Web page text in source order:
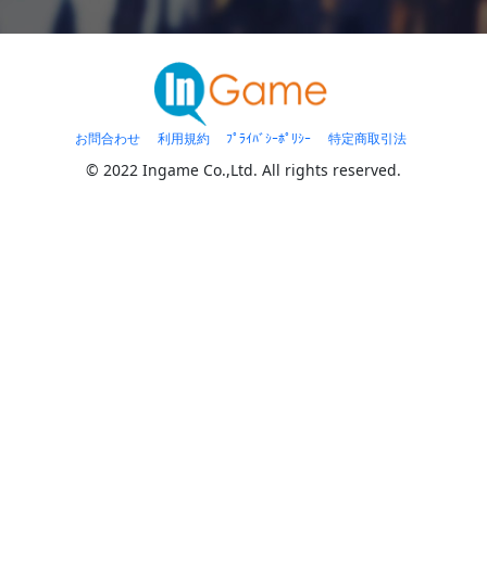
お問合わせ 利用規約 ﾌﾟﾗｲﾊﾞｼｰﾎﾟﾘｼｰ 特定商取引法
© 2022 Ingame Co.,Ltd. All rights reserved.